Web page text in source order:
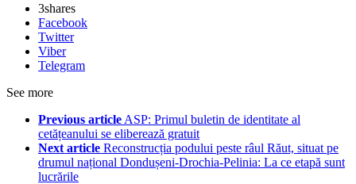
3shares
Facebook
Twitter
Viber
Telegram
See more
Previous article ASP: Primul buletin de identitate al
cetățeanului se eliberează gratuit
Next article Reconstrucția podului peste râul Răut, situat pe
drumul național Dondușeni-Drochia-Pelinia: La ce etapă sunt
lucrările